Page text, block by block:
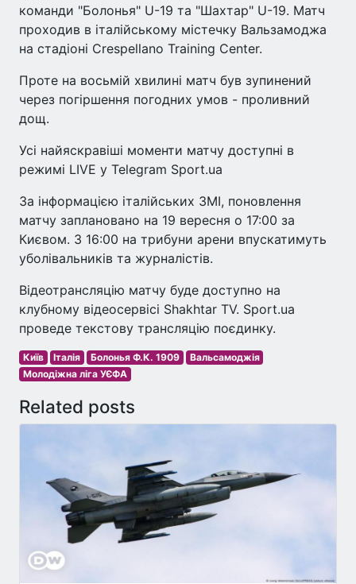
команди "Болонья" U-19 та "Шахтар" U-19. Матч
проходив в італійському містечку Вальзамоджа
на стадіоні Crespellano Training Center.
Проте на восьмій хвилині матч був зупинений
через погіршення погодних умов - проливний
дощ.
Усі найяскравіші моменти матчу доступні в
режимі LIVE у Telegram Sport.ua
За інформацією італійських ЗМІ, поновлення
матчу заплановано на 19 вересня о 17:00 за
Києвом. З 16:00 на трибуни арени впускатимуть
уболівальників та журналістів.
Відеотрансляцію матчу буде доступно на
клубному відеосервісі Shakhtar TV. Sport.ua
проведе текстову трансляцію поєдинку.
Київ Італія Болонья Ф.К. 1909
Вальсамоджія
Молодіжна ліга УЄФА
Related posts